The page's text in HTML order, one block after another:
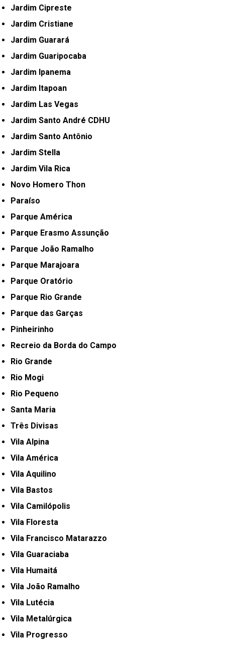
Jardim Cipreste
Jardim Cristiane
Jardim Guarará
Jardim Guaripocaba
Jardim Ipanema
Jardim Itapoan
Jardim Las Vegas
Jardim Santo André CDHU
Jardim Santo Antônio
Jardim Stella
Jardim Vila Rica
Novo Homero Thon
Paraíso
Parque América
Parque Erasmo Assunção
Parque João Ramalho
Parque Marajoara
Parque Oratório
Parque Rio Grande
Parque das Garças
Pinheirinho
Recreio da Borda do Campo
Rio Grande
Rio Mogi
Rio Pequeno
Santa Maria
Três Divisas
Vila Alpina
Vila América
Vila Aquilino
Vila Bastos
Vila Camilópolis
Vila Floresta
Vila Francisco Matarazzo
Vila Guaraciaba
Vila Humaitá
Vila João Ramalho
Vila Lutécia
Vila Metalúrgica
Vila Progresso